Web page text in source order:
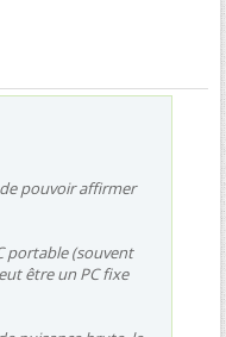
pouvoir affirmer
portable (souvent
être un PC fixe